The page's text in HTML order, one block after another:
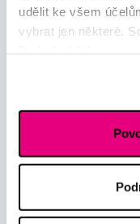
udělit ke všem
vybrat jen některé.